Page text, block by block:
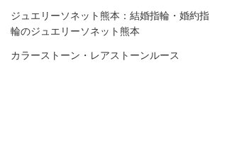
ジュエリーソネット熊本：結婚指輪・婚約指
輪のジュエリーソネット熊本
カラーストーン・レアストーンルース